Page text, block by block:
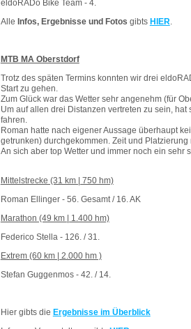
eldoRADo Bike Team - 4.
Alle Infos, Ergebnisse und Fotos gibts HIER
MTB MA Oberstdorf
Trotz des späten Termins konnten wir drei
Start zu gehen.
Zum Glück war das Wetter sehr angenehm (für
Um auf allen drei Distanzen vertreten zu sein,
fahren.
Roman hatte nach eigener Aussage überhaupt
getrunken) durchgekommen. Zeit und
An sich aber top Wetter und immer noch ein sehr
Mittelstrecke (31 km | 750 hm)
Roman Ellinger - 56. Gesamt / 16. AK
Marathon (49 km | 1.400 hm)
Federico Stella - 126. / 31.
Extrem (60 km | 2.000 hm )
Stefan Guggenmos - 42. / 14.
Hier gibts die Ergebnisse im Überblick